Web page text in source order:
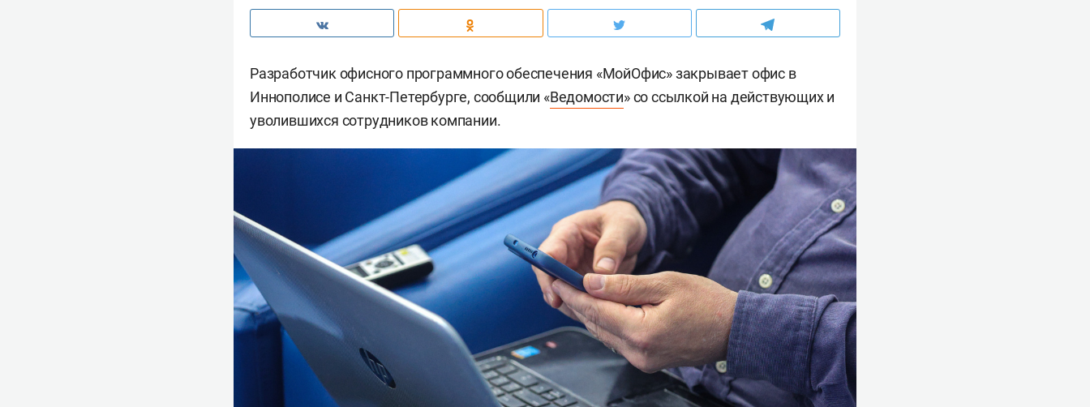
Разработчик офисного программного обеспечения «МойОфис» закрывает офис в
Иннополисе и Санкт-Петербурге, сообщили «Ведомости» со ссылкой на действующих и
уволившихся сотрудников компании.